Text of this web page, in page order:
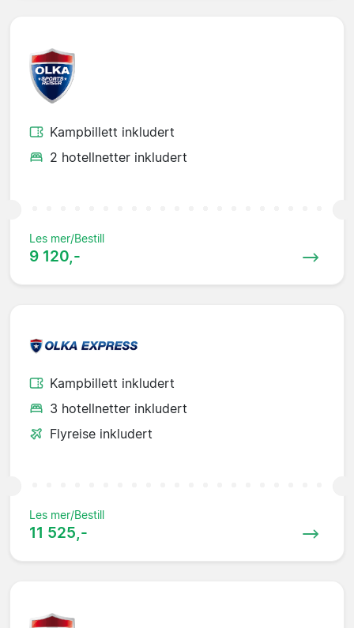
Kampbillett inkludert
2 hotellnetter inkludert
Les mer/Bestill
9 120,-
Kampbillett inkludert
3 hotellnetter inkludert
Flyreise inkludert
Les mer/Bestill
11 525,-